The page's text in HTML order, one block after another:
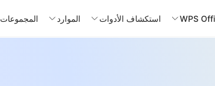
WPS استكشاف الأدوات الموارد المجموعات